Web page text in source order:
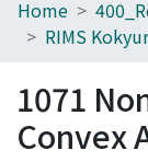
Home
Browse
Download
Home
RIMS
1071
Convex